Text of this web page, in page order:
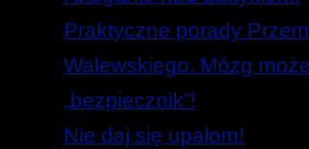
Praktyczne porady
Walewskiego. Mózg
„bezpiecznik”!
Nie daj się upałom!